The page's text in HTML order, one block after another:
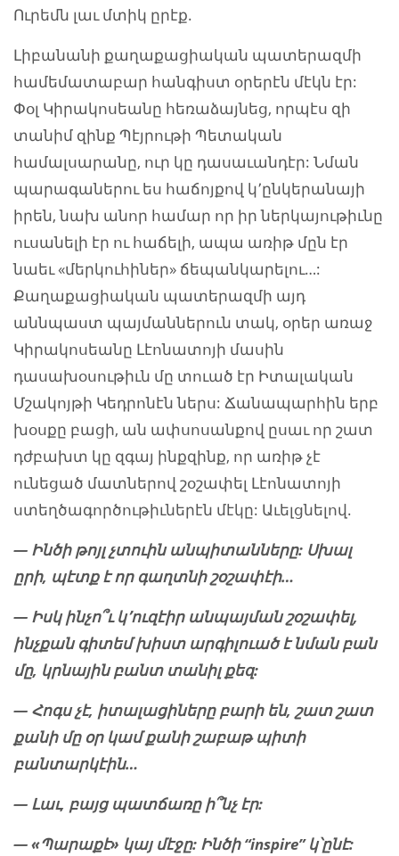
Ուրեմն լաւ մտիկ ըրէք.
Լիբանանի քաղաքացիական պատերազմի
համեմատաբար հանգիստ օրերէն մէկն էր:
Փօլ Կիրակոսեանը հեռաձայնեց, որպէս զի
տանիմ զինք Պէյրութի Պետական
համալսարանը, ուր կը դասաւանդէր: Նման
պարագաներու ես հաճոյքով կ՚ընկերանայի
իրեն, նախ անոր համար որ իր ներկայութիւնը
ուսանելի էր ու հաճելի, ապա առիթ մըն էր
նաեւ «մերկուհիներ» ճեպանկարելու…:
Քաղաքացիական պատերազմի այդ
աննպաստ պայմաններուն տակ, օրեր առաջ
Կիրակոսեանը Լէոնատոյի մասին
դասախօսութիւն մը տուած էր Իտալական
Մշակոյթի Կեդրոնէն ներս: Ճանապարհին երբ
խօսքը բացի, ան ափսոսանքով ըսաւ որ շատ
դժբախտ կը զգայ ինքզինք, որ առիթ չէ
ունեցած մատներով շօշափել Լէոնատոյի
ստեղծագործութիւներէն մէկը: Աւելցնելով.
— Ինծի թոյլ չտուին անպիտանները: Սխալ
ըրի, պէտք է որ գաղտնի շօշափէի…
— Իսկ ինչո՞ւ կ՚ուզէիր անպայման շօշափել,
ինչքան գիտեմ խիստ արգիլուած է նման բան
մը, կրնային բանտ տանիլ քեզ:
— Հոգս չէ, իտալացիները բարի են, շատ շատ
քանի մը օր կամ քանի շաբաթ պիտի
բանտարկէին…
— Լաւ, բայց պատճառը ի՞նչ էր:
— «Պարաքէ» կայ մէջը: Ինծի “inspire” կ՝ընէ: